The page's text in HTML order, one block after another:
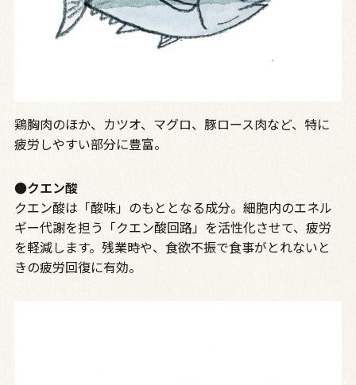
鶏胸肉のほか、カツオ、マグロ、豚ロース肉など、特に
疲労しやすい部分に豊富。
●クエン酸
クエン酸は「酸味」のもととなる成分。細胞内のエネル
ギー代謝を担う「クエン酸回路」を活性化させて、疲労
を軽減します。残業時や、食欲不振で食事がとれないと
きの疲労回復に有効。